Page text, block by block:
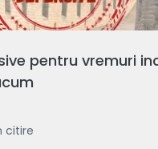
pentru vremuri
citire